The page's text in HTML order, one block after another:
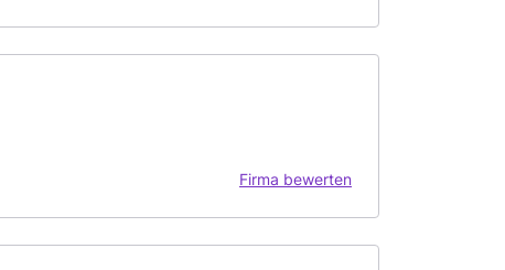
Firma bewerten